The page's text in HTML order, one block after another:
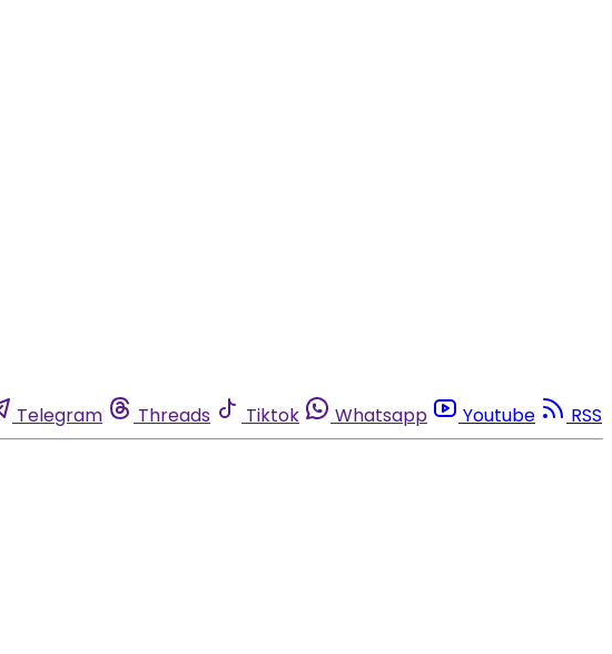
Telegram Threads Tiktok Whatsapp Youtube RSS